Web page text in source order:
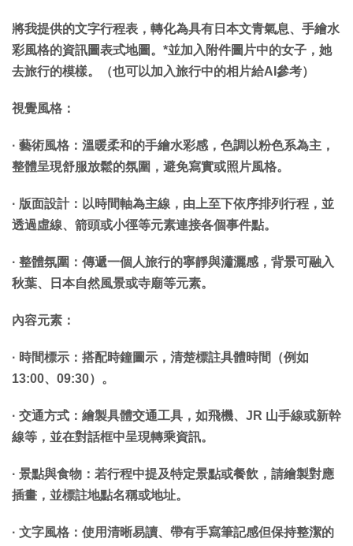
將我提供的文字行程表，轉化為具有日本文青氣息、手繪水
彩風格的資訊圖表式地圖。*並加入附件圖片中的女子，她
去旅行的模樣。（也可以加入旅行中的相片給AI參考）
視覺風格：
· 藝術風格：溫暖柔和的手繪水彩感，色調以粉色系為主，
整體呈現舒服放鬆的氛圍，避免寫實或照片風格。
· 版面設計：以時間軸為主線，由上至下依序排列行程，並
透過虛線、箭頭或小徑等元素連接各個事件點。
· 整體氛圍：傳遞一個人旅行的寧靜與瀟灑感，背景可融入
秋葉、日本自然風景或寺廟等元素。
內容元素：
· 時間標示：搭配時鐘圖示，清楚標註具體時間（例如
13:00、09:30）。
· 交通方式：繪製具體交通工具，如飛機、JR 山手線或新幹
線等，並在對話框中呈現轉乘資訊。
· 景點與食物：若行程中提及特定景點或餐飲，請繪製對應
插畫，並標註地點名稱或地址。
· 文字風格：使用清晰易讀、帶有手寫筆記感但保持整潔的